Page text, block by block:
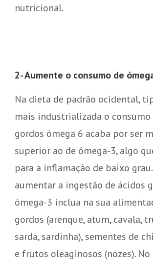
nutricional.
2- Aumente o consumo de
Na dieta de padrão ocidental,
mais industrializada o consumo
gordos ómega 6 acaba por ser
superior ao de ómega-3, algo
para a inflamação de baixo grau.
aumentar a ingestão de ácidos
ómega-3 inclua na sua
gordos (arenque, atum, cavala,
sarda, sardinha), sementes de
e frutos oleaginosos (nozes). No